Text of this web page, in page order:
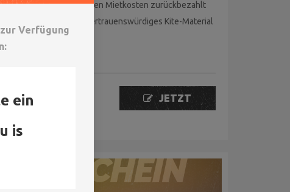
Beim Kauf werden Mietkosten zurückbezahlt
Sicheres und vertrauenswürdiges Kite-Material
€
Startpreis inkl. MwSt
JETZT
GUTSCHEIN
Verfügung
ein
is